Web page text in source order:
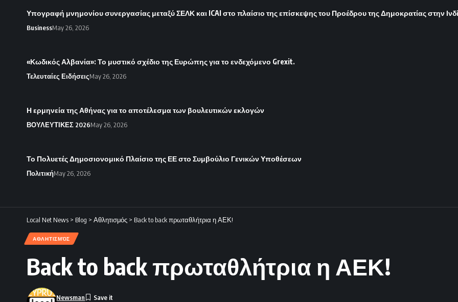
Υπογραφή μνημονίου συνεργασίας μεταξύ ΣΕΛΚ και ICAI στο πλαίσιο της επίσκεψης του Προέδρου της Δημοκρατίας στην
BusinessMay 26, 2026
«Κωδικός Αλβανία»: Το μυστικό σχέδιο της Ευρώπης για το ενδεχόμενο Grexit.
Τελευταίες ΕιδήσειςMay 26, 2026
Η ερμηνεία της Αθήνας για το αποτέλεσμα των βουλευτικών εκλογών
ΒΟΥΛΕΥΤΙΚΕΣ 2026May 26, 2026
Το Πολυετές Δημοσιονομικό Πλαίσιο της ΕΕ στο Συμβούλιο Γενικών Υποθέσεων
ΠολιτικήMay 26, 2026
Local Net News > Blog > Αθλητισμός > Back to back πρωταθλήτρια η ΑΕΚ!
ΑΘΛΗΤΙΣΜΌΣ
Back to back πρωταθλήτρια η ΑΕΚ!
Newsman